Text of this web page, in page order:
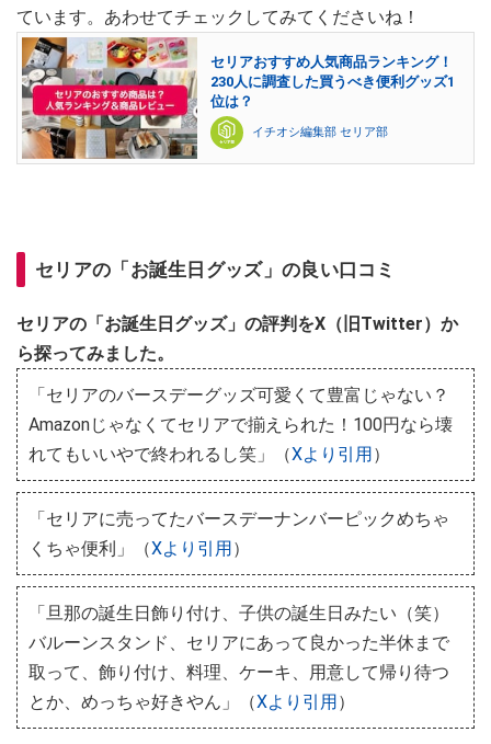
ています。あわせてチェックしてみてくださいね！
セリアおすすめ人気商品ランキング！
230人に調査した買うべき便利グッズ1
位は？
イチオシ編集部 セリア部
セリアの「お誕生日グッズ」の良い口コミ
セリアの「お誕生日グッズ」の評判をX（旧Twitter）か
ら探ってみました。
「セリアのバースデーグッズ可愛くて豊富じゃない？
Amazonじゃなくてセリアで揃えられた！100円なら壊
れてもいいやで終われるし笑」（Xより引用）
「セリアに売ってたバースデーナンバーピックめちゃ
くちゃ便利」（Xより引用）
「旦那の誕生日飾り付け、子供の誕生日みたい（笑）
バルーンスタンド、セリアにあって良かった半休まで
取って、飾り付け、料理、ケーキ、用意して帰り待つ
とか、めっちゃ好きやん」（Xより引用）